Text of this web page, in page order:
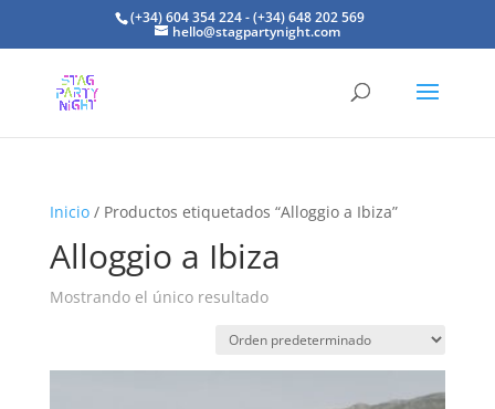
(+34) 604 354 224 - (+34) 648 202 569
hello@stagpartynight.com
Inicio/ Productos etiquetados “Alloggio a Ibiza”
Alloggio a Ibiza
Mostrando el único resultado